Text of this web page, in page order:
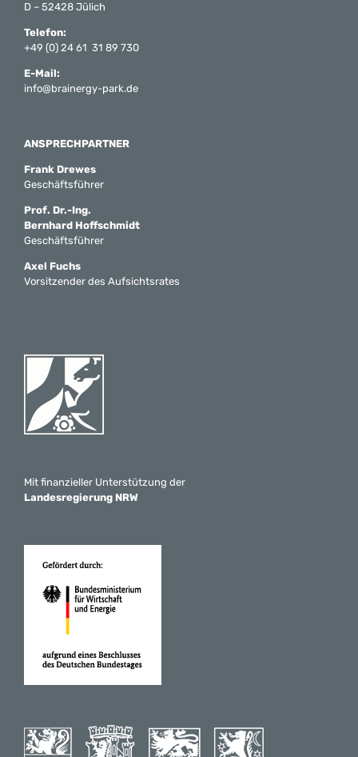
D – 52428 Jülich
Telefon:
+49 (0) 24 61 31 89 730
E-Mail:
info@brainergy-park.de
ANSPRECHPARTNER
Frank Drewes
Geschäftsführer
Prof. Dr.-Ing.
Bernhard Hoffschmidt
Geschäftsführer
Axel Fuchs
Vorsitzender des Aufsichtsrates
Mit finanzieller Unterstützung der
Landesregierung NRW